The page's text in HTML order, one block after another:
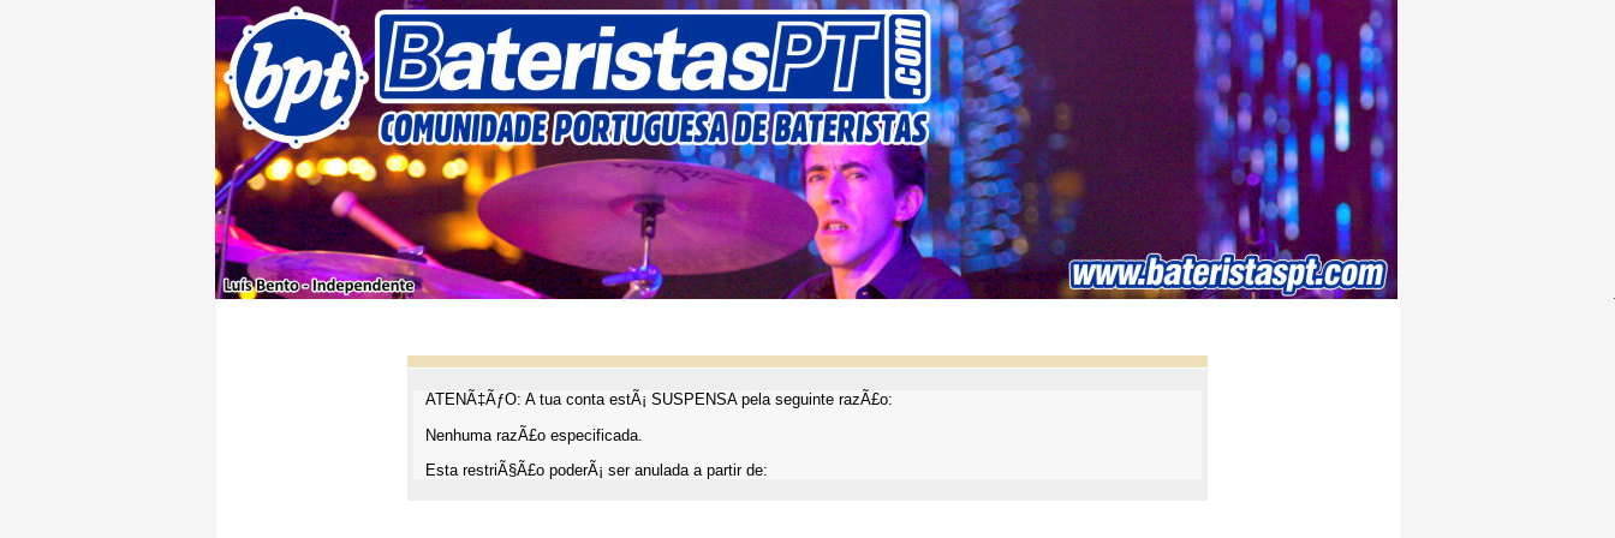
ATENÃ‡ÃƒO: A tua conta estÃ¡ SUSPENSA pela seguinte razÃ£o:
Nenhuma razÃ£o especificada.
Esta restriÃ§Ã£o poderÃ¡ ser anulada a partir de: